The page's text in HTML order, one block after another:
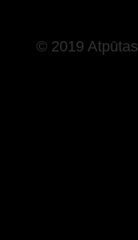
© 2019